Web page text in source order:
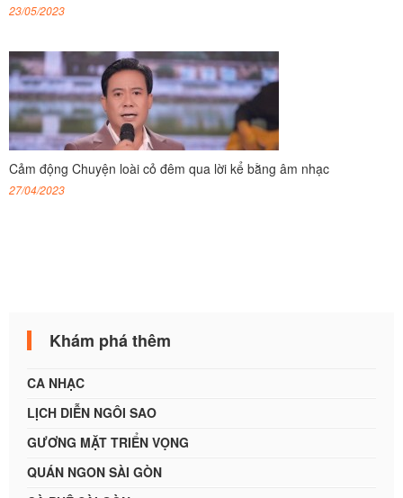
23/05/2023
Cảm động Chuyện loài cỏ đêm qua lời kể bằng âm nhạc
27/04/2023
Khám phá thêm
CA NHẠC
LỊCH DIỄN NGÔI SAO
GƯƠNG MẶT TRIỂN VỌNG
QUÁN NGON SÀI GÒN